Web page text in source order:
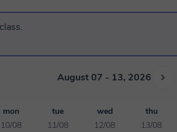
o debates. Cierre (10-15
o lecturas para la próxima clase. 3.
reales o ejercicios aplicables a su
- Seguimiento: Se mantiene
y envía materiales de apoyo entre
August 07 - 13, 2026
mon
10/08
tue
11/08
wed
12/08
thu
13/08